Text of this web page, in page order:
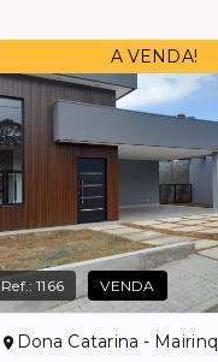
A VENDA!
Ref.:1166 VENDA
Dona Catarina -